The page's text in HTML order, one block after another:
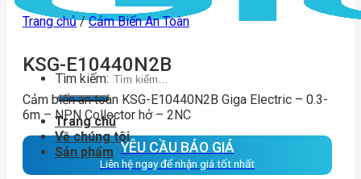
Tìm kiếm:
Trang chủ
Về chúng tôi
Sản phẩm
Trang chủ / Cảm Biến An Toàn
KSG-E10440N2B
Cảm biến an toàn KSG-E10440N2B Giga Electric – 0.3-
6m – NPN Collector hở – 2NC
YÊU CẦU BÁO GIÁ
Liên hệ ngay để nhận giá tốt nhất